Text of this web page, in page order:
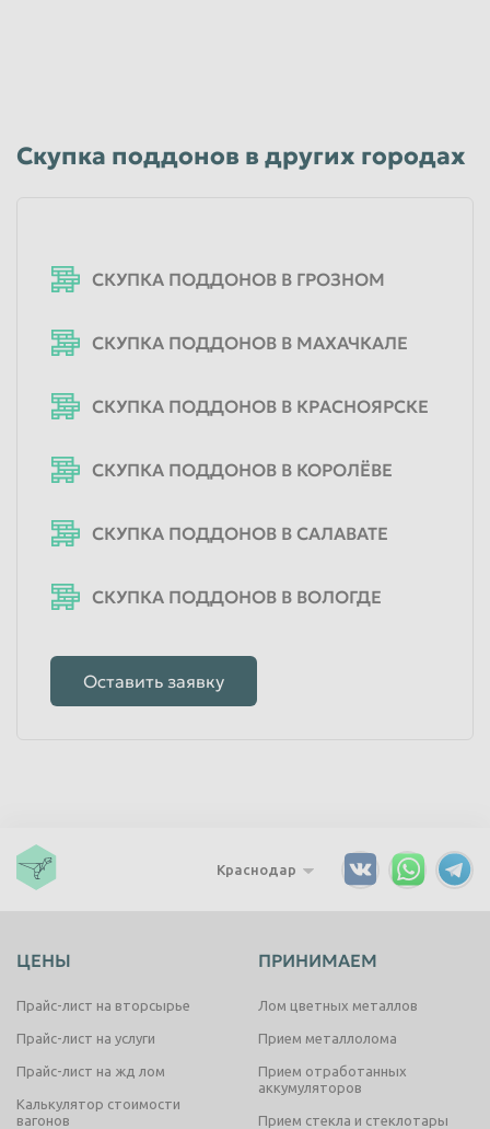
Скупка поддонов в других городах
СКУПКА ПОДДОНОВ В ГРОЗНОМ
СКУПКА ПОДДОНОВ В МАХАЧКАЛЕ
СКУПКА ПОДДОНОВ В КРАСНОЯРСКЕ
СКУПКА ПОДДОНОВ В КОРОЛЁВЕ
СКУПКА ПОДДОНОВ В САЛАВАТЕ
СКУПКА ПОДДОНОВ В ВОЛОГДЕ
Оставить заявку
Краснодар
ЦЕНЫ
Прайс-лист на вторсырье
Прайс-лист на услуги
Прайс-лист на жд лом
Калькулятор стоимости
вагонов
ПРИНИМАЕМ
Лом цветных металлов
Прием металлолома
Прием отработанных
аккумуляторов
Прием стекла и стеклотары